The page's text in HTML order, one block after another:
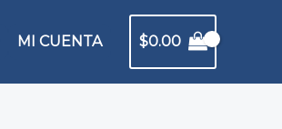
MI CUENTA $0.00